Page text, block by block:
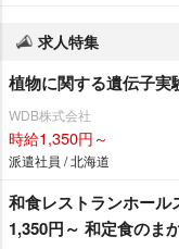
求人特集
植物に関する遺伝子実
WDB株式会社
時給1,350円～
派遣社員 / 北海道
和食レストランホール
1,350円～ 和定食のま